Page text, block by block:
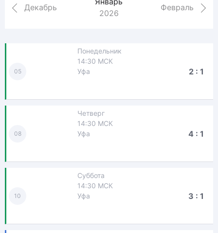
Декабрь
2026
Февраль
05
Понедельник
14:30 МСК
Уфа
2 : 1
08
Четверг
14:30 МСК
Уфа
4 : 1
10
Суббота
14:30 МСК
Уфа
3 : 1